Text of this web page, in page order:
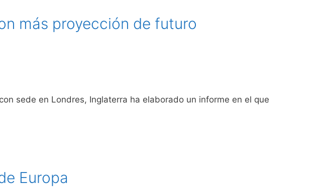
más proyección de futuro
sede en Londres, Inglaterra ha elaborado un informe en el que
Europa